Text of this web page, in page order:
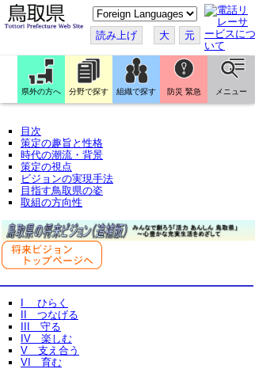
こ
の
ペ
ー
ジ
を
翻
訳
す
読み上げ 大 元
県外の方へ 分野で探す 組織で探す 防災 緊急 メニュー
目次
策定の趣旨と性格
時代の潮流・背景
策定の視点
ビジョンの実現手法
目指す鳥取県の姿
取組の方向性
I ひらく
II つなげる
III 守る
IV 楽しむ
V 支え合う
VI 育む